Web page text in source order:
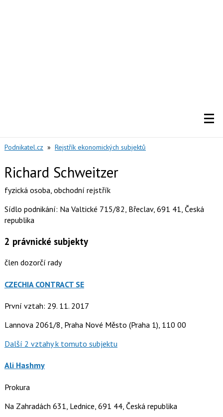
Podnikatel.cz » Rejstřík ekonomických subjektů
Richard Schweitzer
fyzická osoba, obchodní rejstřík
Sídlo podnikání: Na Valtické 715/82, Břeclav, 691 41, Česká
republika
2 právnické subjekty
člen dozorčí rady
CZECHIA CONTRACT SE
První vztah: 29. 11. 2017
Lannova 2061/8, Praha Nové Město (Praha 1), 110 00
Další 2 vztahy k tomuto subjektu
Ali Hashmy
Prokura
Na Zahradách 631, Lednice, 691 44, Česká republika